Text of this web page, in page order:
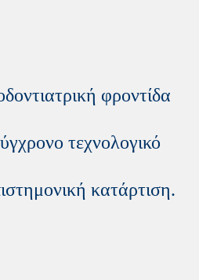
φροντίδα
τεχνολογικό
κατάρτιση.